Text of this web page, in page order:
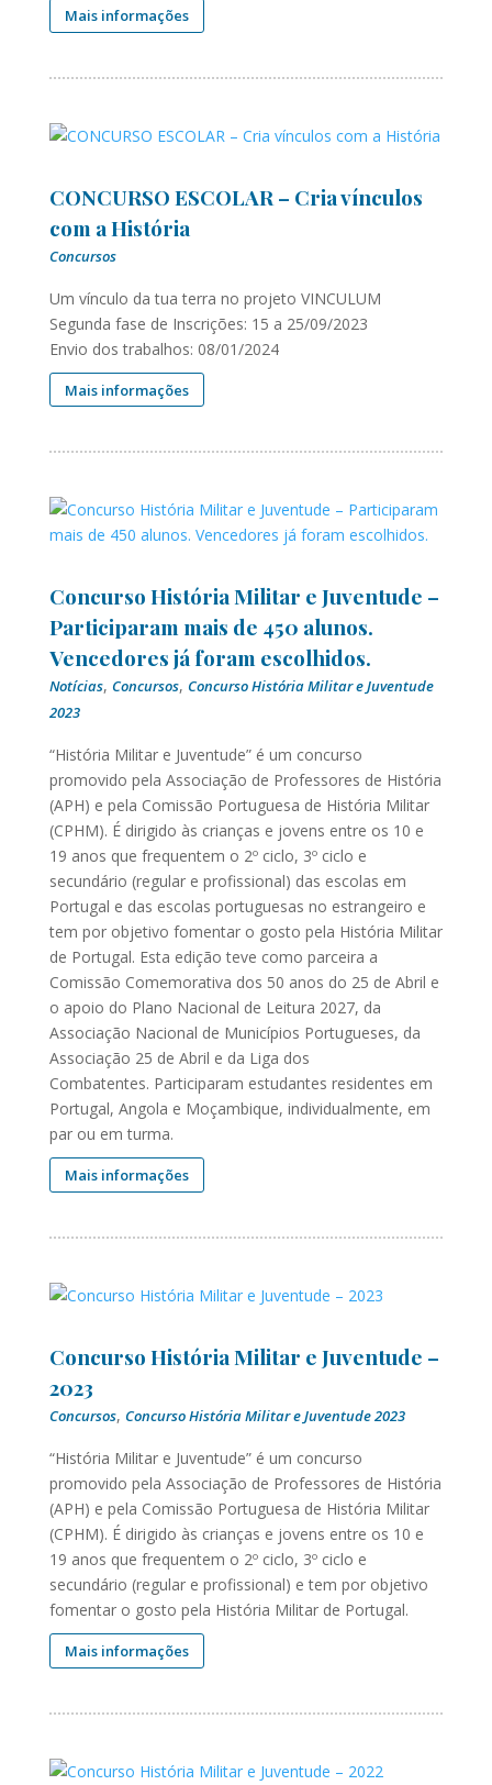
Mais informações
CONCURSO ESCOLAR – Cria vínculos
com a História
Concursos
Um vínculo da tua terra no projeto VINCULUM
Segunda fase de Inscrições: 15 a 25/09/2023
Envio dos trabalhos: 08/01/2024
Mais informações
Concurso História Militar e Juventude –
Participaram mais de 450 alunos.
Vencedores já foram escolhidos.
Notícias, Concursos, Concurso História Militar e Juventude
2023
“História Militar e Juventude” é um concurso
promovido pela Associação de Professores de História
(APH) e pela Comissão Portuguesa de História Militar
(CPHM). É dirigido às crianças e jovens entre os 10 e
19 anos que frequentem o 2º ciclo, 3º ciclo e
secundário (regular e profissional) das escolas em
Portugal e das escolas portuguesas no estrangeiro e
tem por objetivo fomentar o gosto pela História Militar
de Portugal. Esta edição teve como parceira a
Comissão Comemorativa dos 50 anos do 25 de Abril e
o apoio do Plano Nacional de Leitura 2027, da
Associação Nacional de Municípios Portugueses, da
Associação 25 de Abril e da Liga dos
Combatentes. Participaram estudantes residentes em
Portugal, Angola e Moçambique, individualmente, em
par ou em turma.
Mais informações
Concurso História Militar e Juventude –
2023
Concursos, Concurso História Militar e Juventude 2023
“História Militar e Juventude” é um concurso
promovido pela Associação de Professores de História
(APH) e pela Comissão Portuguesa de História Militar
(CPHM). É dirigido às crianças e jovens entre os 10 e
19 anos que frequentem o 2º ciclo, 3º ciclo e
secundário (regular e profissional) e tem por objetivo
fomentar o gosto pela História Militar de Portugal.
Mais informações